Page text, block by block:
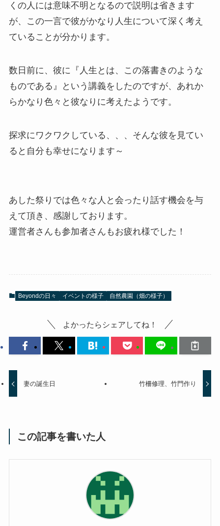
くの人には意味不明となるので説明は省きます
が、この一言で彼がかなり人生について深く考え
ていることが分かります。
数日前に、彼に『人生とは、この落書きのような
ものである』という講義をしたのですが、あれか
らかなり色々と彼なりに考えたようです。
探求にワクワクしている、、、そんな彼を見てい
ると自分も幸せになります～
あした祭りでは色々な人と会ったり話す機会を与
えて頂き、感謝しております。
運営者さんも参加者さんもお疲れ様でした！
Beyondの日々 イベントの様子 自然農園（畑の様子）
よかったらシェアしてね！
妻の誕生日 竹柵修理、竹門作り
この記事を書いた人